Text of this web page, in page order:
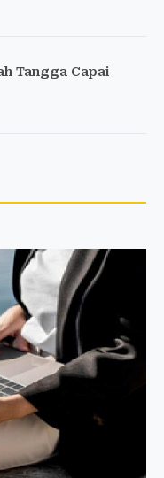
Tangga Capai